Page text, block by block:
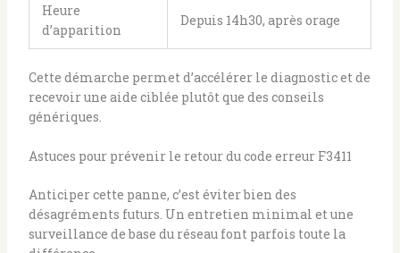
Heure
d’apparition
Depuis 14h30, après orage
Cette démarche permet d’accélérer le diagnostic et de
recevoir une aide ciblée plutôt que des conseils
génériques.
Astuces pour prévenir le retour du code erreur F3411
Anticiper cette panne, c’est éviter bien des
désagréments futurs. Un entretien minimal et une
surveillance de base du réseau font parfois toute la